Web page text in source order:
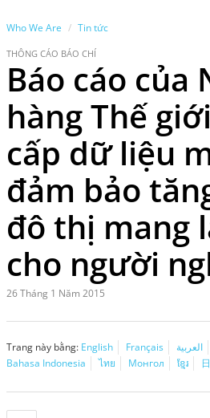
Who We Are Tin tức
THÔNG CÁO BÁO CHÍ
Báo cáo của
hàng Thế
cấp dữ liệu
đảm bảo
đô thị mang
cho người
26 Tháng 1 Năm 2015
Trang này bằng: English Français العربية
Bahasa Indonesia
ไทย Монгол ខ្មែរ